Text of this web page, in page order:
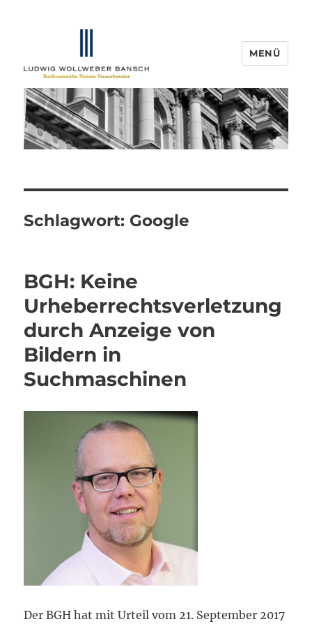
IP-Blogger.de
MENÜ
Schlagwort: Google
BGH: Keine
Urheberrechtsverletzung
durch Anzeige von
Bildern in
Suchmaschinen
Der BGH hat mit Urteil vom 21. September 2017